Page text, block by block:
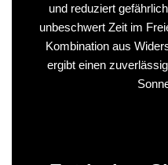
und reduziert
unbeschwert Zeit im
Kombination aus
ergibt einen